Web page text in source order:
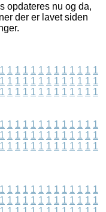
opdateres nu og da,
der er lavet siden
1 1 1 1 1 1 1 1 1 1 1 1 1
1 1 1 1 1 1 1 1 1 1 1 1 1
1 1 1 1 1 1 1 1 1 1 1 1 1
1 1 1 1 1 1 1 1 1 1 1 1 1
1 1 1 1 1 1 1 1 1 1 1 1 1
1 1 1 1 1 1 1 1 1 1 1 1 1
1 1 1 1 1 1 1 1 1 1 1 1 1
1 1 1 1 1 1 1 1 1 1 1 1 1